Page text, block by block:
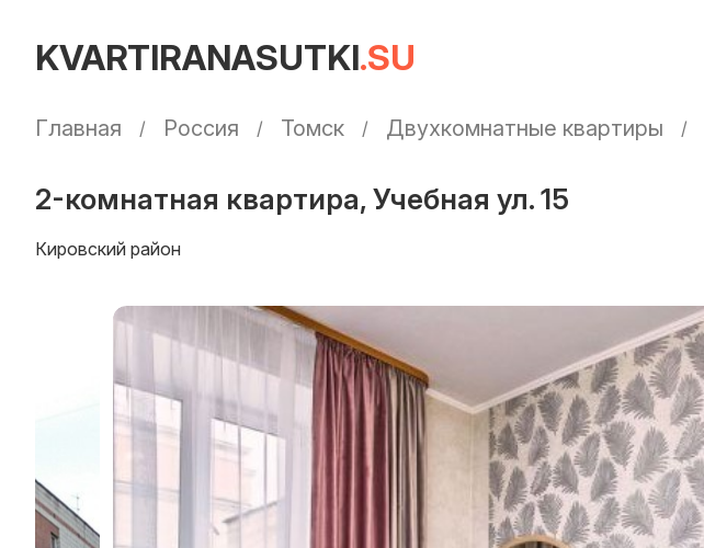
KVARTIRANASUTKI.SU
Главная Россия Томск Двухкомнатные квартиры
2-комнатная квартира, Учебная ул. 15
Кировский район